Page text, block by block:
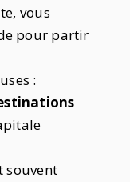
vous
pour partir
:
souvent